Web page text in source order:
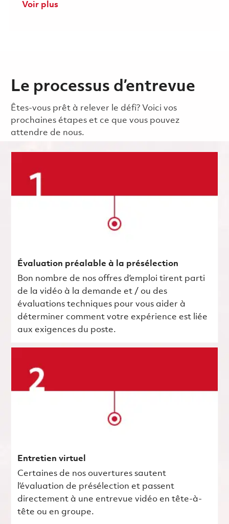
Voir plus
Le processus d’entrevue
Êtes-vous prêt à relever le défi? Voici vos
prochaines étapes et ce que vous pouvez
attendre de nous.
Évaluation préalable à la présélection
Bon nombre de nos offres d’emploi tirent parti
de la vidéo à la demande et / ou des
évaluations techniques pour vous aider à
déterminer comment votre expérience est liée
aux exigences du poste.
Entretien virtuel
Certaines de nos ouvertures sautent
l’évaluation de présélection et passent
directement à une entrevue vidéo en tête-à-
tête ou en groupe.